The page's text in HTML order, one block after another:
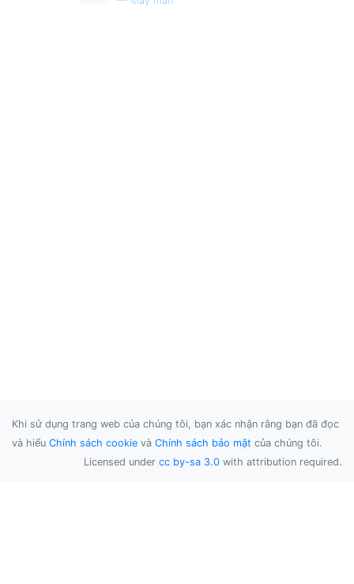
Khi sử dụng trang web của chúng tôi, bạn xác nhận rằng bạn đã đọc
và hiểu Chính sách cookie và Chính sách bảo mật của chúng tôi.
Licensed under cc by-sa 3.0 with attribution required.